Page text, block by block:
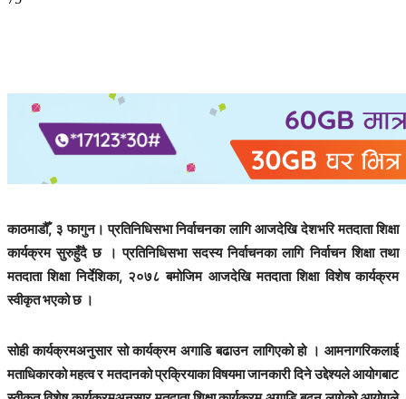
काठमाडौँ, ३ फागुन। प्रतिनिधिसभा निर्वाचनका लागि आजदेखि देशभरि मतदाता शिक्षा
कार्यक्रम सुरुहुँदै छ । प्रतिनिधिसभा सदस्य निर्वाचनका लागि निर्वाचन शिक्षा तथा
मतदाता शिक्षा निर्देशिका, २०७८ बमोजिम आजदेखि मतदाता शिक्षा विशेष कार्यक्रम
स्वीकृत भएको छ ।
सोही कार्यक्रमअनुसार सो कार्यक्रम अगाडि बढाउन लागिएको हो । आमनागरिकलाई
मताधिकारको महत्व र मतदानको प्रक्रियाका विषयमा जानकारी दिने उद्देश्यले आयोगबाट